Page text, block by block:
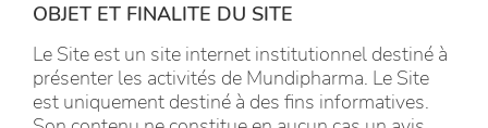
OBJET ET FINALITE DU SITE
Le Site est un site internet institutionnel destiné à
présenter les activités de Mundipharma. Le Site
est uniquement destiné à des fins informatives.